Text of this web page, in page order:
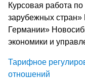
Курсовая работа
зарубежных
Германии»
экономики и
Тарифное
отношений